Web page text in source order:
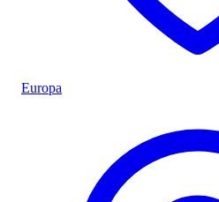
Europa